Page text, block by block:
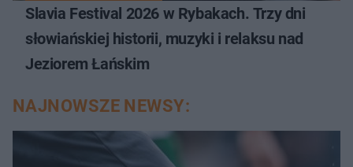
Slavia Festival 2026 w Rybakach. Trzy dni
słowiańskiej historii, muzyki i relaksu nad
Jeziorem Łańskim
NAJNOWSZE NEWSY: